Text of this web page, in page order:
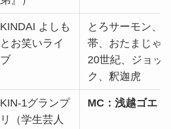
KINDAI よしも
とお笑いライ
ブ
とろサーモン、
帯、おたまじゃ
20世紀、ジョッ
ク、釈迦虎
KIN-1グランプ
リ（学生芸人
MC：浅越ゴエ